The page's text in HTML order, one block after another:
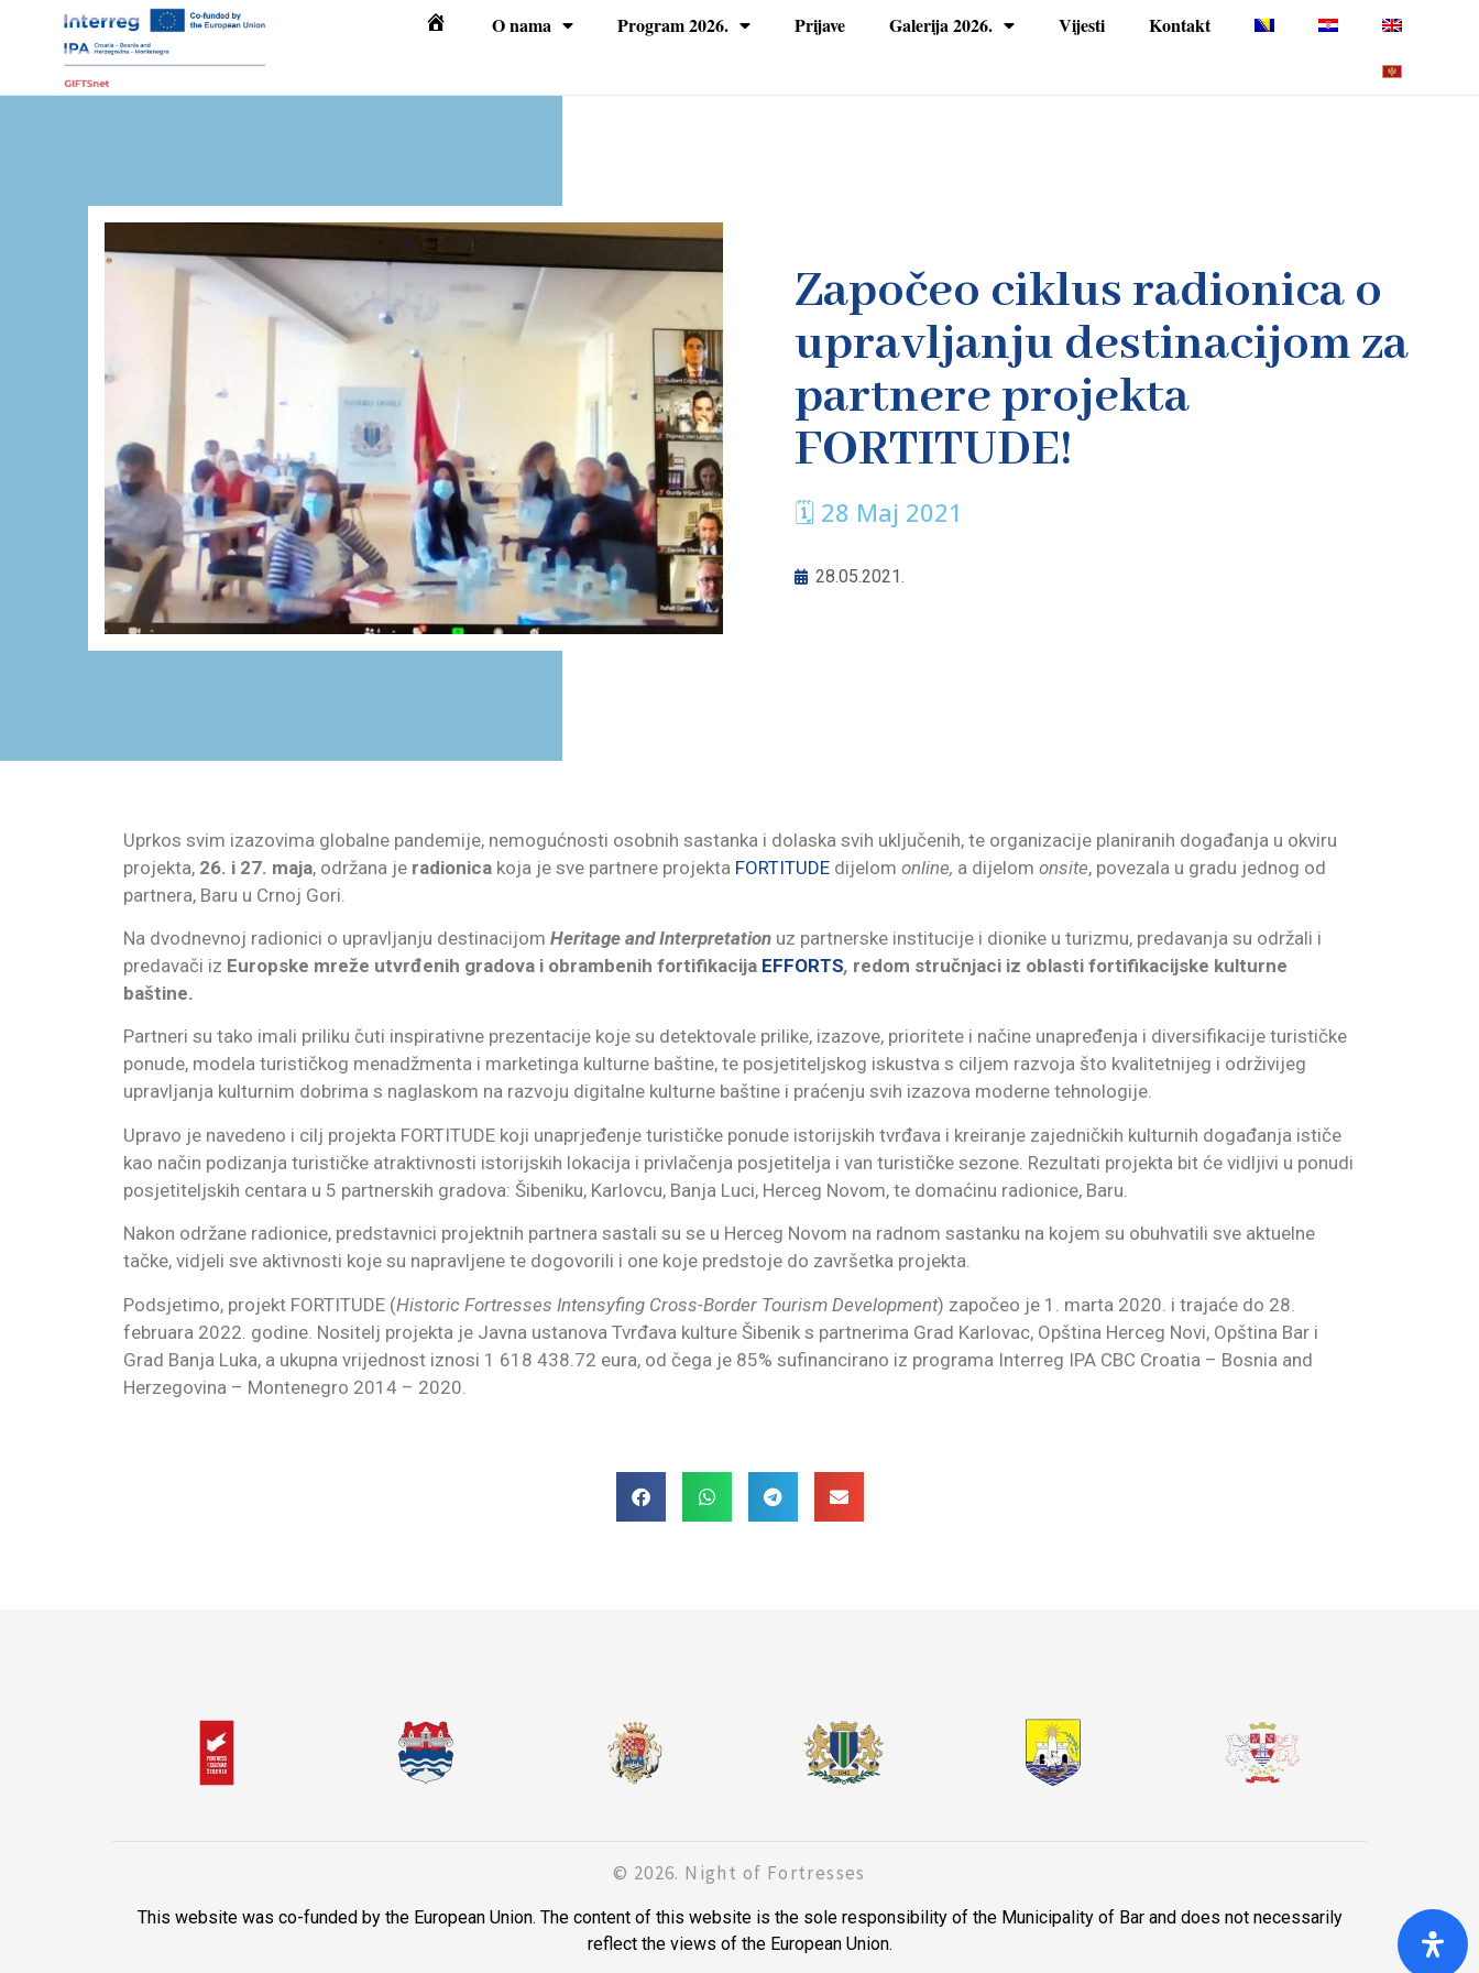
Početna O nama Program 2026. Prijave Galerija 2026. Vijesti Kontakt
Započeo ciklus radionica o
upravljanju destinacijom za
partnere projekta
FORTITUDE!
🗓 28 Maj 2021
28.05.2021.
Uprkos svim izazovima globalne pandemije, nemogućnosti osobnih sastanka i dolaska svih uključenih, te organizacije planiranih događanja u okviru
projekta, 26. i 27. maja, održana je radionica koja je sve partnere projekta FORTITUDE dijelom online, a dijelom onsite, povezala u gradu jednog od
partnera, Baru u Crnoj Gori.
Na dvodnevnoj radionici o upravljanju destinacijom Heritage and Interpretation uz partnerske institucije i dionike u turizmu, predavanja su održali i
predavači iz Europske mreže utvrđenih gradova i obrambenih fortifikacija EFFORTS, redom stručnjaci iz oblasti fortifikacijske kulturne
baštine.
Partneri su tako imali priliku čuti inspirativne prezentacije koje su detektovale prilike, izazove, prioritete i načine unapređenja i diversifikacije turističke
ponude, modela turističkog menadžmenta i marketinga kulturne baštine, te posjetiteljskog iskustva s ciljem razvoja što kvalitetnijeg i održivijeg
upravljanja kulturnim dobrima s naglaskom na razvoju digitalne kulturne baštine i praćenju svih izazova moderne tehnologije.
Upravo je navedeno i cilj projekta FORTITUDE koji unaprjeđenje turističke ponude istorijskih tvrđava i kreiranje zajedničkih kulturnih događanja ističe
kao način podizanja turističke atraktivnosti istorijskih lokacija i privlačenja posjetitelja i van turističke sezone. Rezultati projekta bit će vidljivi u ponudi
posjetiteljskih centara u 5 partnerskih gradova: Šibeniku, Karlovcu, Banja Luci, Herceg Novom, te domaćinu radionice, Baru.
Nakon održane radionice, predstavnici projektnih partnera sastali su se u Herceg Novom na radnom sastanku na kojem su obuhvatili sve aktuelne
tačke, vidjeli sve aktivnosti koje su napravljene te dogovorili i one koje predstoje do završetka projekta.
Podsjetimo, projekt FORTITUDE (Historic Fortresses Intensyfing Cross-Border Tourism Development) započeo je 1. marta 2020. i trajaće do 28.
februara 2022. godine. Nositelj projekta je Javna ustanova Tvrđava kulture Šibenik s partnerima Grad Karlovac, Opština Herceg Novi, Opština Bar i
Grad Banja Luka, a ukupna vrijednost iznosi 1 618 438.72 eura, od čega je 85% sufinancirano iz programa Interreg IPA CBC Croatia – Bosnia and
Herzegovina – Montenegro 2014 – 2020.
© 2026. Night of Fortresses
This website was co-funded by the European Union. The content of this website is the sole responsibility of the Municipality of Bar and does not necessarily
reflect the views of the European Union.